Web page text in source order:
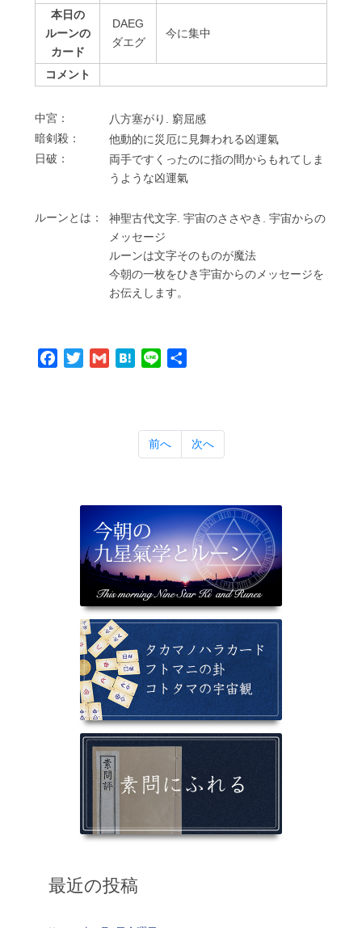
本日の
ルーンの
カード
DAEG
ダエグ
今に集中
コメント
中宮：
⼋⽅塞がり. 窮屈感
暗剣殺：
他動的に災厄に⾒舞われる凶運氣
⽇破：
両⼿ですくったのに指の間からもれてしま
うような凶運氣
ルーンとは：
神聖古代⽂字. 宇宙のささやき. 宇宙からの
メッセージ
ルーンは⽂字そのものが魔法
今朝の⼀枚をひき宇宙からのメッセージを
お伝えします。
Facebook
TwitterGmail Hatena
Line
前へ 次へ
最近の投稿